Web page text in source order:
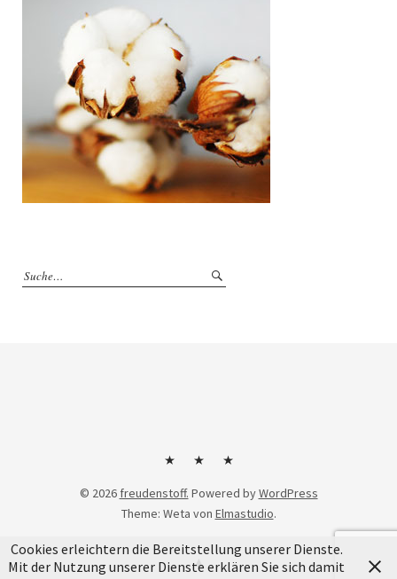
KontaktImpressumDatenschutzerklärung
© 2026 freudenstoff. Powered byWordPress
Theme: Weta von Elmastudio.
Cookies erleichtern die Bereitstellung unserer Dienste.
Mit der Nutzung unserer Dienste erklären Sie sich damit